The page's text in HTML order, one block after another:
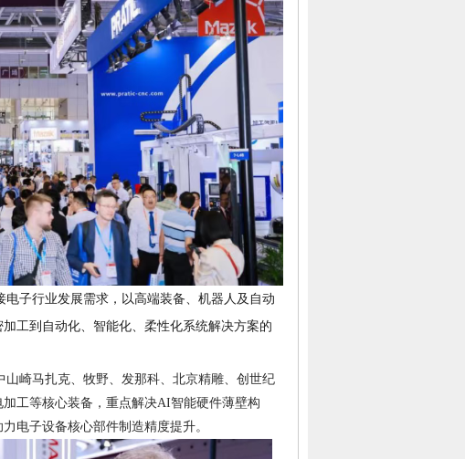
子行业发展需求，以高端装备、机器人及自动
工到自动化、智能化、柔性化系统解决方案的
崎马扎克、牧野、发那科、北京精雕、创世纪
工等核心装备，重点解决AI智能硬件薄壁构
电子设备核心部件制造精度提升。